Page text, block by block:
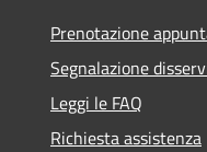
Prenotazione
Segnalazione
Leggi le FAQ
Richiesta assistenza